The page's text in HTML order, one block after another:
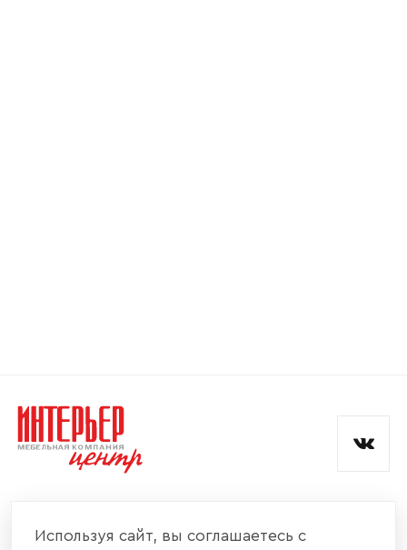
Согласен с
и обработкой данных.
Используя сайт, вы соглашаетесь с